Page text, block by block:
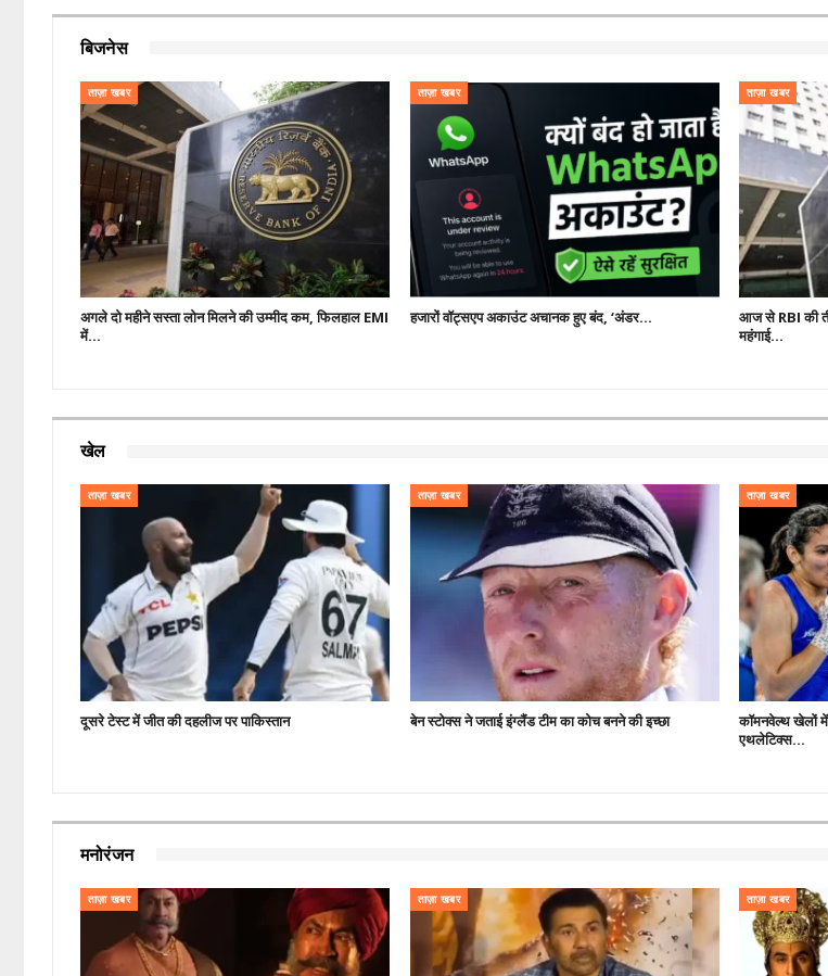
बिजनेस
ताज़ा खबर
अगले दो महीने सस्ता लोन मिलने की उम्मीद कम, फिलहाल EMI
में…
ताज़ा खबर
हजारों वॉट्सएप अकाउंट अचानक हुए बंद, ‘अंडर…
ताज़ा खबर
आज से RBI की
महंगाई…
खेल
ताज़ा खबर
दूसरे टेस्ट में जीत की दहलीज पर पाकिस्तान
ताज़ा खबर
बेन स्टोक्स ने जताई इंग्लैंड टीम का कोच बनने की इच्छा
ताज़ा खबर
कॉमनवेल्थ खेलों
एथलेटिक्स…
मनोरंजन
ताज़ा खबर ताज़ा खबर ताज़ा खबर